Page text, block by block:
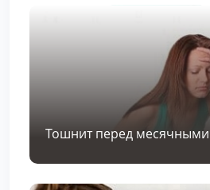
Тошнит перед месячными